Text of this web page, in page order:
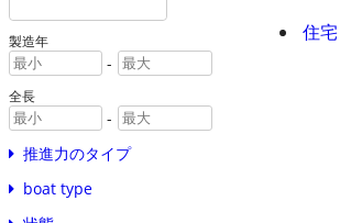
製造年
-
全長
-
推進力のタイプ
boat type
住